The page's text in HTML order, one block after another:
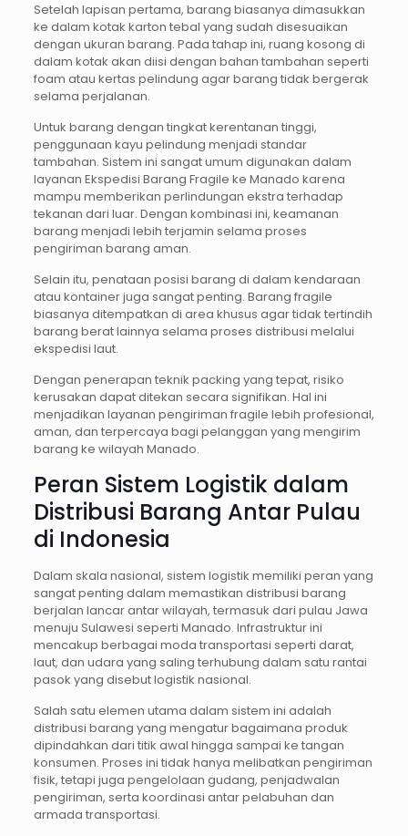
Setelah lapisan pertama, barang biasanya dimasukkan
ke dalam kotak karton tebal yang sudah disesuaikan
dengan ukuran barang. Pada tahap ini, ruang kosong di
dalam kotak akan diisi dengan bahan tambahan seperti
foam atau kertas pelindung agar barang tidak bergerak
selama perjalanan.
Untuk barang dengan tingkat kerentanan tinggi,
penggunaan kayu pelindung menjadi standar
tambahan. Sistem ini sangat umum digunakan dalam
layanan Ekspedisi Barang Fragile ke Manado karena
mampu memberikan perlindungan ekstra terhadap
tekanan dari luar. Dengan kombinasi ini, keamanan
barang menjadi lebih terjamin selama proses
pengiriman barang aman.
Selain itu, penataan posisi barang di dalam kendaraan
atau kontainer juga sangat penting. Barang fragile
biasanya ditempatkan di area khusus agar tidak tertindih
barang berat lainnya selama proses distribusi melalui
ekspedisi laut.
Dengan penerapan teknik packing yang tepat, risiko
kerusakan dapat ditekan secara signifikan. Hal ini
menjadikan layanan pengiriman fragile lebih profesional,
aman, dan terpercaya bagi pelanggan yang mengirim
barang ke wilayah Manado.
Peran Sistem Logistik dalam
Distribusi Barang Antar Pulau
di Indonesia
Dalam skala nasional, sistem logistik memiliki peran yang
sangat penting dalam memastikan distribusi barang
berjalan lancar antar wilayah, termasuk dari pulau Jawa
menuju Sulawesi seperti Manado. Infrastruktur ini
mencakup berbagai moda transportasi seperti darat,
laut, dan udara yang saling terhubung dalam satu rantai
pasok yang disebut logistik nasional.
Salah satu elemen utama dalam sistem ini adalah
distribusi barang yang mengatur bagaimana produk
dipindahkan dari titik awal hingga sampai ke tangan
konsumen. Proses ini tidak hanya melibatkan pengiriman
fisik, tetapi juga pengelolaan gudang, penjadwalan
pengiriman, serta koordinasi antar pelabuhan dan
armada transportasi.